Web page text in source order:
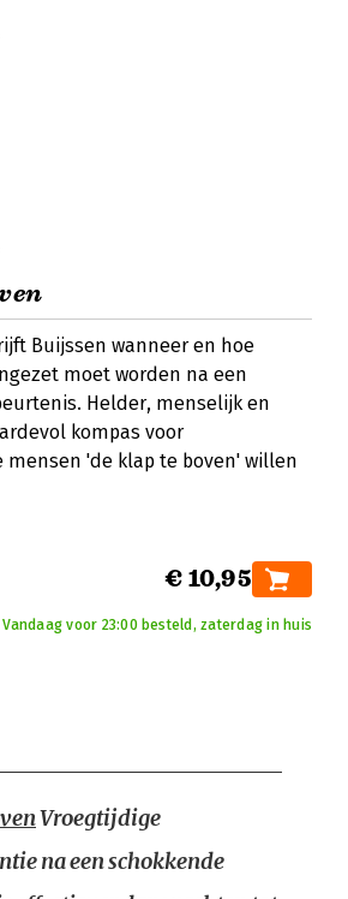
Buijssen wanneer en hoe
moet worden na een
Helder, menselijk en
kompas voor
'de klap te boven' willen
€ 10,95
voor 23:00 besteld, zaterdag in huis
Vroegtijdige
na een schokkende